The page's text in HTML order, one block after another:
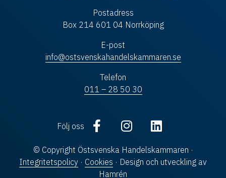
Postadress
Box 214 601 04 Norrköping
E-post
info@ostsvenskahandelskammaren.se
Telefon
011 – 28 50 30
Följ oss
© Copyright Östsvenska Handelskammaren ·
Integritetspolicy · Cookies · Design och utveckling av
Hamrén